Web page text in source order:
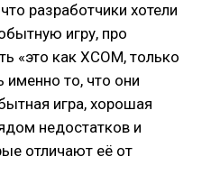
разработчики хотели
игру, про
«это как XCOM, только
именно то, что они
игра, хорошая
недостатков и
отличают её от